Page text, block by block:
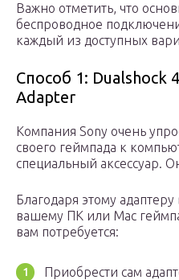
Важно отметить, что
беспроводное
каждый из доступных
Способ 1: Dualshock
Adapter
Компания Sony очень
своего геймпада к
специальный аксессуар.
Благодаря этому
вашему ПК или Mac
вам потребуется:
Приобрести сам